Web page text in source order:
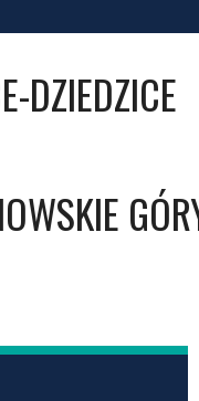
DZIEDZICE